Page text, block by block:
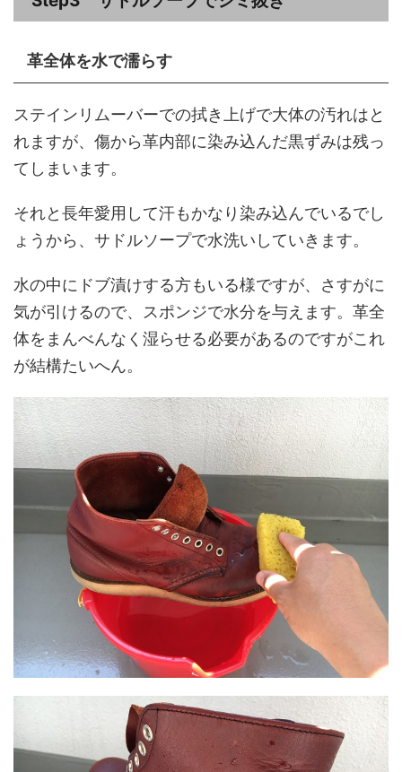
革全体を水で濡らす
ステインリムーバーでの拭き上げで大体の汚れはと
れますが、傷から革内部に染み込んだ黒ずみは残っ
てしまいます。
それと長年愛用して汗もかなり染み込んでいるでし
ょうから、サドルソープで水洗いしていきます。
水の中にドブ漬けする方もいる様ですが、さすがに
気が引けるので、スポンジで水分を与えます。革全
体をまんべんなく湿らせる必要があるのですがこれ
が結構たいへん。